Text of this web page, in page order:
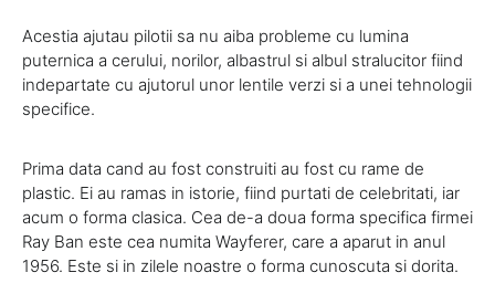
Acestia ajutau pilotii sa nu aiba probleme cu lumina
puternica a cerului, norilor, albastrul si albul stralucitor fiind
indepartate cu ajutorul unor lentile verzi si a unei tehnologii
specifice.
Prima data cand au fost construiti au fost cu rame de
plastic. Ei au ramas in istorie, fiind purtati de celebritati, iar
acum o forma clasica. Cea de-a doua forma specifica firmei
Ray Ban este cea numita Wayferer, care a aparut in anul
1956. Este si in zilele noastre o forma cunoscuta si dorita.